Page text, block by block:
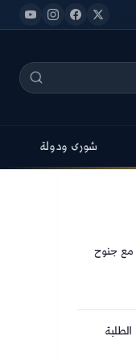
شورى ودولة
جنوح